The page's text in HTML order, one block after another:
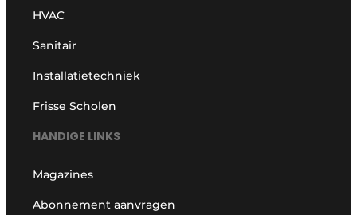
HVAC
Sanitair
Installatietechniek
Frisse Scholen
HANDIGE LINKS
Magazines
Abonnement aanvragen